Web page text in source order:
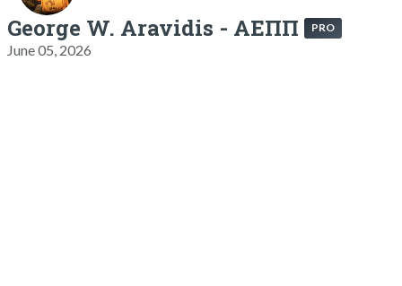
George W. Aravidis - ΑΕΠΠ PRO
June 05, 2026